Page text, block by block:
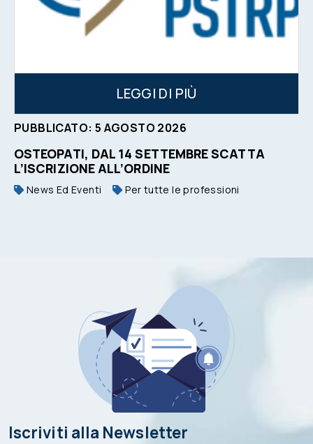
LEGGI DI PIÙ
PUBBLICATO: 5 AGOSTO 2026
OSTEOPATI, DAL 14 SETTEMBRE SCATTA
L’ISCRIZIONE ALL’ORDINE
News Ed Eventi Per tutte le professioni
Iscriviti alla Newsletter